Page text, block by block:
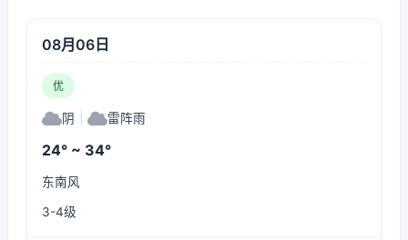
08月06日
优
阴 雷阵雨
24° ~ 34°
东南风
3-4级